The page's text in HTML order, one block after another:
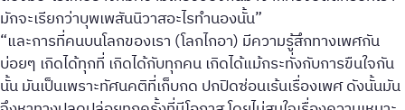
มักจะเรียกว่าบุพเพสันนิวาสอะไรทำนองนั้น”
“และการที่คนบนโลกของเรา (โลกไกอา) มีความรู้สึกทางเพศกัน
บ่อยๆ เกิดได้ทุกที่ เกิดได้กับทุกคน เกิดได้แม้กระทั่งกับการขืนใจกัน
นั้น มันเป็นเพราะทัศนคติที่เก็บกด ปกปิดซ่อนเร้นเรื่องเพศ ดังนั้นมัน